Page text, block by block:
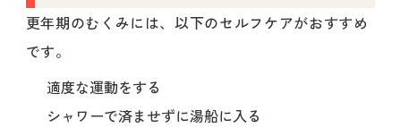
更年期のむくみには、以下のセルフケアがおすすめ
です。
適度な運動をする
シャワーで済ませずに湯船に入る